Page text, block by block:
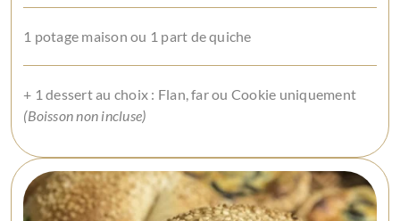
1 potage maison ou 1 part de quiche
+ 1 dessert au choix : Flan, far ou Cookie uniquement
(Boisson non incluse)